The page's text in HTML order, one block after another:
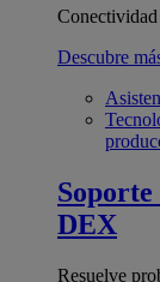
Conectividad
Descubre
DEX
Resuelve